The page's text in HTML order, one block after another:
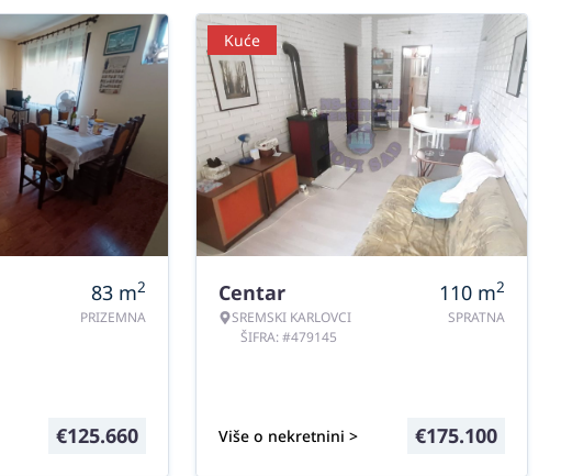
83 m2
PRIZEMNA
€125.660
Kuće
Centar
SREMSKI KARLOVCI
ŠIFRA: #479145
110 m2
SPRATNA
Više o nekretnini > €175.100